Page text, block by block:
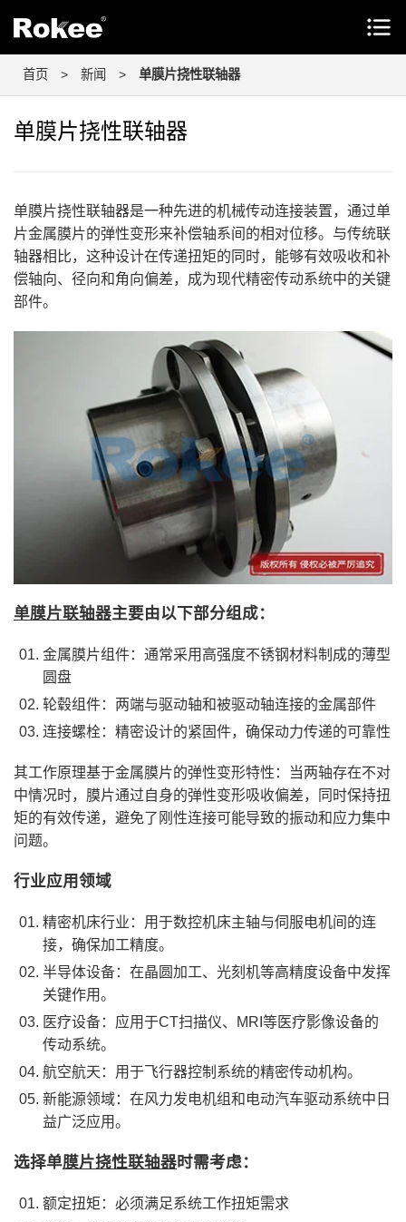
首页 > 新闻 > 单膜片挠性联轴器
单膜片挠性联轴器
单膜片挠性联轴器是一种先进的机械传动连接装置，通过单
片金属膜片的弹性变形来补偿轴系间的相对位移。与传统联
轴器相比，这种设计在传递扭矩的同时，能够有效吸收和补
偿轴向、径向和角向偏差，成为现代精密传动系统中的关键
部件。
单膜片联轴器主要由以下部分组成：
金属膜片组件‌：通常采用高强度不锈钢材料制成的薄型
圆盘
轮毂组件‌：两端与驱动轴和被驱动轴连接的金属部件
连接螺栓‌：精密设计的紧固件，确保动力传递的可靠性
其工作原理基于金属膜片的弹性变形特性：当两轴存在不对
中情况时，膜片通过自身的弹性变形吸收偏差，同时保持扭
矩的有效传递，避免了刚性连接可能导致的振动和应力集中
问题。
行业应用领域
精密机床行业‌：用于数控机床主轴与伺服电机间的连
接，确保加工精度。
半导体设备‌：在晶圆加工、光刻机等高精度设备中发挥
关键作用。
医疗设备‌：应用于CT扫描仪、MRI等医疗影像设备的
传动系统。
航空航天‌：用于飞行器控制系统的精密传动机构。
新能源领域‌：在风力发电机组和电动汽车驱动系统中日
益广泛应用。
选择单膜片挠性联轴器时需考虑：
‌额定扭矩‌：必须满足系统工作扭矩需求